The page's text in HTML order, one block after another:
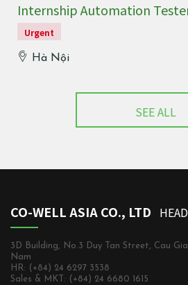
Internship Automation
Urgent
Hà Nội
SEE ALL
CO-WELL ASIA CO., LTD
3D Building, No.3 Duy Tan Street, Cau
Nam
HR: (+84) 24 6297 3538
Sales & MKT: (+84) 24 6680 1615